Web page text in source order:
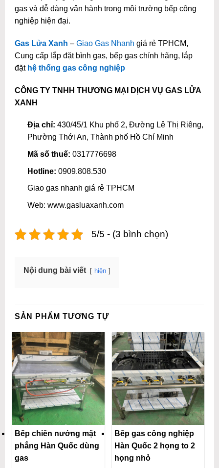
gas và dễ dàng vận hành trong môi trường bếp công
nghiệp hiện đại.
Gas Lửa Xanh – Giao Gas Nhanh giá rẻ TPHCM,
Cung cấp lắp đặt bình gas, bếp gas chính hãng, lắp
đặt hệ thống gas công nghiệp
CÔNG TY TNHH THƯƠNG MẠI DỊCH VỤ GAS LỬA
XANH
Địa chỉ: 430/45/1 Khu phố 2, Đường Lê Thị Riêng,
Phường Thới An, Thành phố Hồ Chí Minh
Mã số thuế: 0317776698
Hotline: 0909.808.530
Giao gas nhanh giá rẻ TPHCM
Web: www.gasluaxanh.com
5/5 - (3 bình chọn)
Nội dung bài viết hiện
SẢN PHẨM TƯƠNG TỰ
Bếp chiên nướng mặt
phẳng Hàn Quốc dùng
gas
Bếp gas công nghiệp
Hàn Quốc 2 họng to 2
họng nhỏ